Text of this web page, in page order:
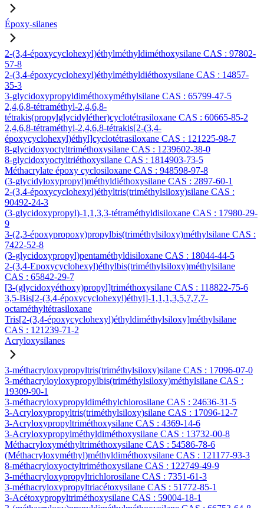
Époxy-silanes
2-(3,4-époxycyclohexyl)éthylméthyldiméthoxysilane CAS : 97802-
57-8
2-(3,4-époxycyclohexyl)éthylméthyldiéthoxysilane CAS : 14857-
35-3
3-glycidoxypropyldiméthoxyméthylsilane CAS : 65799-47-5
2,4,6,8-tétraméthyl-2,4,6,8-
tétrakis(propylglycidyléther)cyclotétrasiloxane CAS : 60665-85-2
2,4,6,8-tétraméthyl-2,4,6,8-tétrakis[2-(3,4-
époxycyclohexyl)éthyl]cyclotétrasiloxane CAS : 121225-98-7
8-glycidoxyoctyltriméthoxysilane CAS : 1239602-38-0
8-glycidoxyoctyltriéthoxysilane CAS : 1814903-73-5
Méthacrylate époxy cyclosiloxane CAS : 948598-97-8
(3-glycidyloxypropyl)méthyldiéthoxysilane CAS : 2897-60-1
2-(3,4-époxycyclohexyl)éthyltris(triméthylsiloxy)silane CAS :
90492-24-3
(3-glycidoxypropyl)-1,1,3,3-tétraméthyldisiloxane CAS : 17980-29-
9
3-(2,3-époxypropoxy)propylbis(triméthylsiloxy)méthylsilane CAS :
7422-52-8
(3-glycidoxypropyl)pentaméthyldisiloxane CAS : 18044-44-5
2-(3,4-Epoxycyclohexyl)éthylbis(triméthylsiloxy)méthylsilane
CAS : 65842-29-7
[3-(glycidoxyéthoxy)propyl]triméthoxysilane CAS : 118822-75-6
3,5-Bis[2-(3,4-époxycyclohexyl)éthyl]-1,1,1,3,5,7,7,7-
octaméthyltétrasiloxane
Tris[2-(3,4-époxycyclohexyl)éthyldiméthylsiloxy]méthylsilane
CAS : 121239-71-2
Acryloxysilanes
3-méthacryloxypropyltris(triméthylsiloxy)silane CAS : 17096-07-0
3-méthacryloyloxypropylbis(triméthylsiloxy)méthylsilane CAS :
19309-90-1
3-méthacryloxypropyldiméthylchlorosilane CAS : 24636-31-5
3-Acryloxypropyltris(triméthylsiloxy)silane CAS : 17096-12-7
3-Acryloxypropyltriméthoxysilane CAS : 4369-14-6
3-Acryloxypropylméthyldiméthoxysilane CAS : 13732-00-8
Méthacryloxyméthyltriméthoxysilane CAS : 54586-78-6
(Méthacryloxyméthyl)méthyldiméthoxysilane CAS : 121177-93-3
8-méthacryloxyoctyltriméthoxysilane CAS : 122749-49-9
3-méthacryloxypropyltrichlorosilane CAS : 7351-61-3
3-méthacryloxypropyltriacétoxysilane CAS : 51772-85-1
3-Acétoxypropyltriméthoxysilane CAS : 59004-18-1